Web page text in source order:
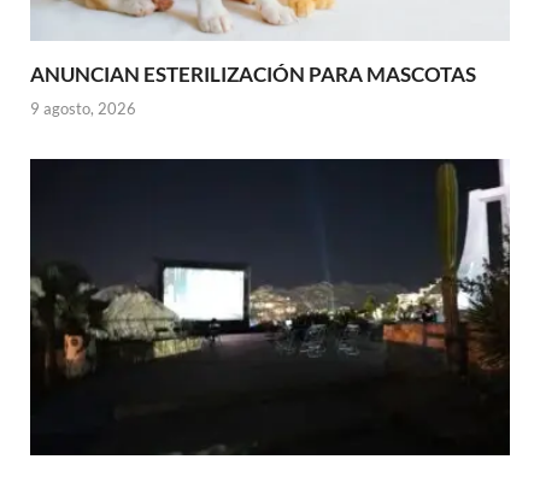
ANUNCIAN ESTERILIZACIÓN PARA MASCOTAS
9 agosto, 2026